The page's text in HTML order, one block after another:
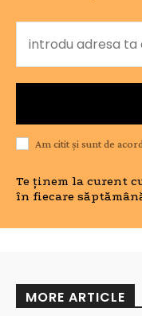
Am citit și sunt de
Te ținem la curent
în fiecare
MORE ARTICLE